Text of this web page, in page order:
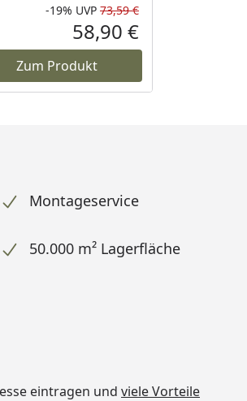
Preis Rabatt in Prozent
-19%
Ursprünglicher
UVP 73,59 €
Aktueller Preis
58,90 €
Zum Produkt
Montageservice
50.000 m² Lagerfläche
eintragen und viele Vorteile